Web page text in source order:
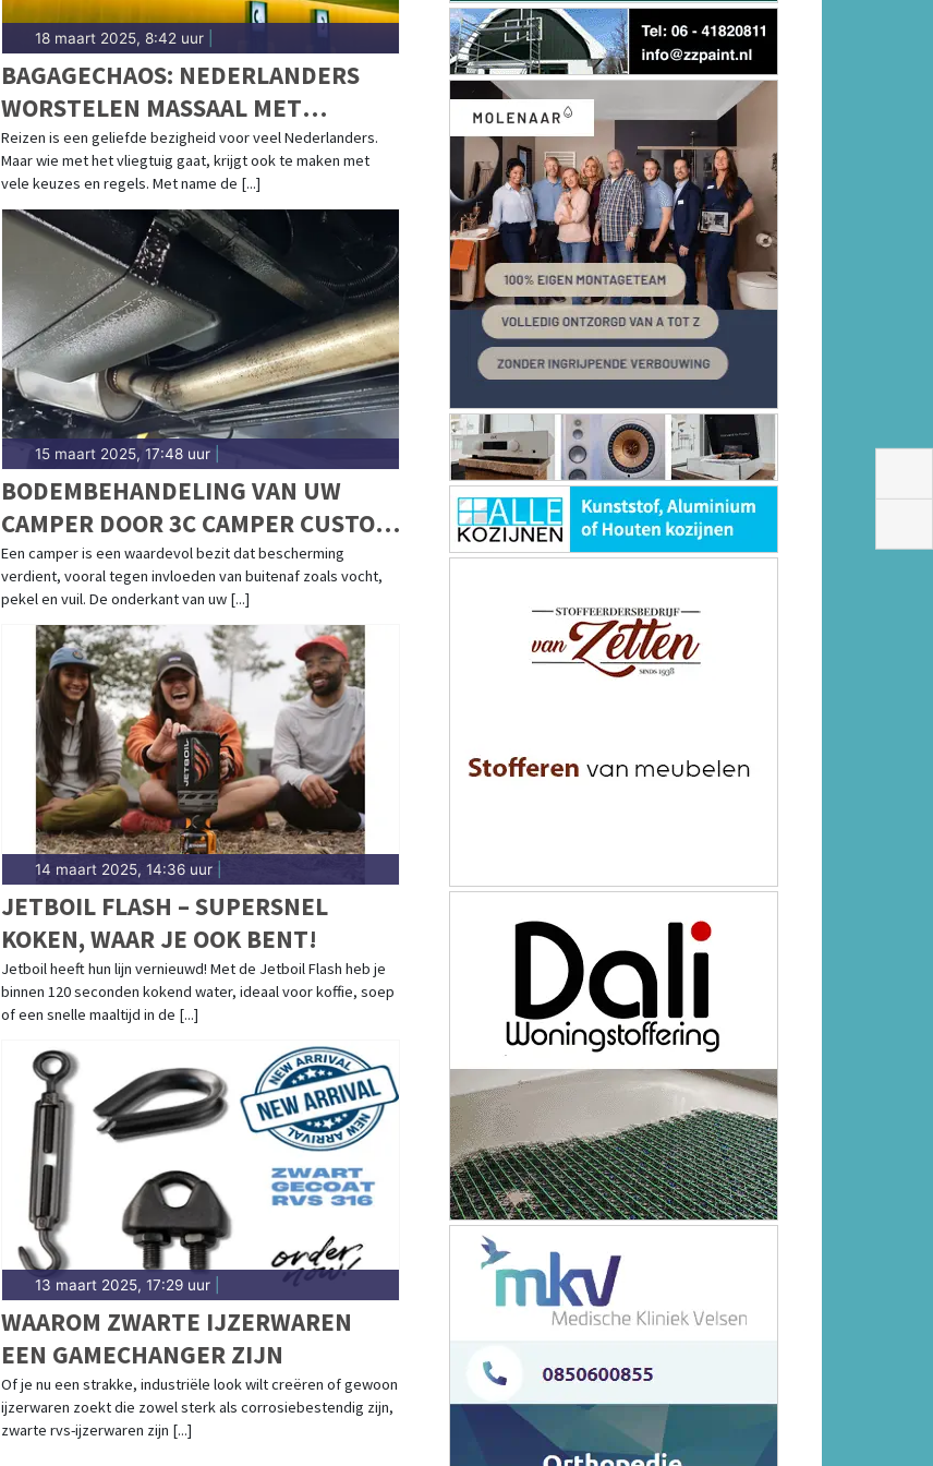
18 maart 2025, 8:42 uur|
BAGAGECHAOS: NEDERLANDERS
WORSTELEN MASSAAL MET
RICHTLIJNEN
Reizen is een geliefde bezigheid voor veel Nederlanders.
Maar wie met het vliegtuig gaat, krijgt ook te maken met
vele keuzes en regels. Met name de [...]
15 maart 2025, 17:48 uur|
BODEMBEHANDELING VAN UW
CAMPER DOOR 3C CAMPER CUSTOM
CARE
Een camper is een waardevol bezit dat bescherming
verdient, vooral tegen invloeden van buitenaf zoals vocht,
pekel en vuil. De onderkant van uw [...]
14 maart 2025, 14:36 uur|
JETBOIL FLASH – SUPERSNEL
KOKEN, WAAR JE OOK BENT!
Jetboil heeft hun lijn vernieuwd! Met de Jetboil Flash heb je
binnen 120 seconden kokend water, ideaal voor koffie, soep
of een snelle maaltijd in de [...]
13 maart 2025, 17:29 uur|
WAAROM ZWARTE IJZERWAREN
EEN GAMECHANGER ZIJN
Of je nu een strakke, industriële look wilt creëren of gewoon
ijzerwaren zoekt die zowel sterk als corrosiebestendig zijn,
zwarte rvs-ijzerwaren zijn [...]